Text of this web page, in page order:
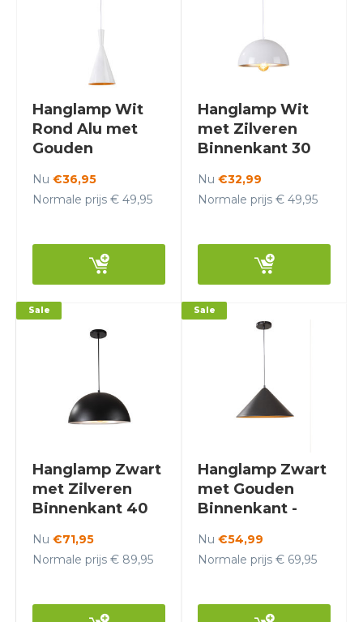
Hanglamp Wit
Rond Alu met
Gouden
Scaldare Nago
Nu €36,95
Normale prijs € 49,95
Hanglamp Wit
met Zilveren
Binnenkant 30
Lucano
Nu €32,99
Normale prijs € 49,95
Hanglamp Zwart
met Zilveren
Binnenkant 40
Lucano
Sale
Nu €71,95
Normale prijs € 89,95
Hanglamp Zwart
met Gouden
Binnenkant -
Sale
Nu €54,99
Normale prijs € 69,95